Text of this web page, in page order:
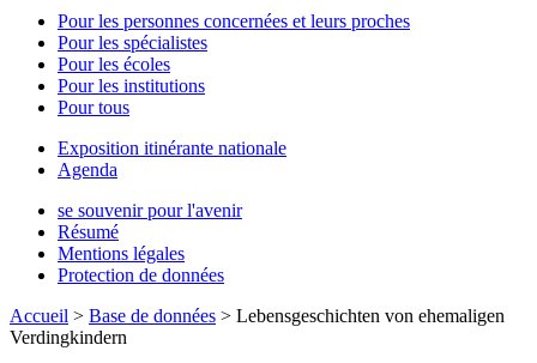
Pour les personnes concernées et leurs proches
Pour les spécialistes
Pour les écoles
Pour les institutions
Pour tous
Exposition itinérante nationale
Agenda
se souvenir pour l'avenir
Résumé
Mentions légales
Protection de données
Accueil > Base de données > Lebensgeschichten von ehemaligen
Verdingkindern